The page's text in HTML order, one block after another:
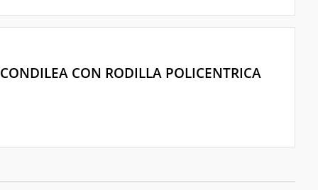
CON RODILLA POLICENTRICA